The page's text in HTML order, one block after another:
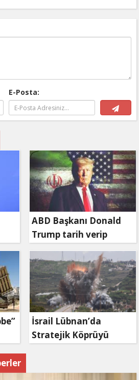
E-Posta:
ABD Başkanı Donald
Trump tarih verip
duyurdu: Savaş ne
zaman bitecek?
İsrail Lübnan’da
Stratejik Köprüyü